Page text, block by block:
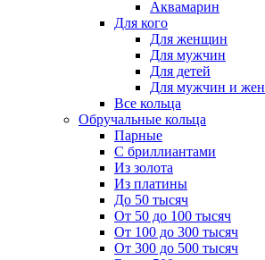
Аквамарин
Для кого
Для женщин
Для мужчин
Для детей
Для мужчин и
Все кольца
Обручальные кольца
Парные
С бриллиантами
Из золота
Из платины
До 50 тысяч
От 50 до 100 тысяч
От 100 до 300 тысяч
От 300 до 500 тысяч